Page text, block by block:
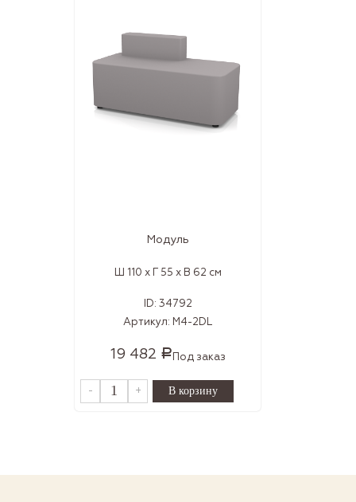
Модуль
Ш 110 x Г 55 x В 62 см
ID: 34792
Артикул: M4-2DL
19 482 Р Под заказ
- +